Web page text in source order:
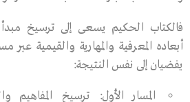
فالكتاب الحكيم يسعى إلى ترسيخ
أبعاده المعرفية والمهارية والقيمية عبر
يفضيان إلى نفس النتيجة:
المسار الأول: ترسيخ المفاهيم